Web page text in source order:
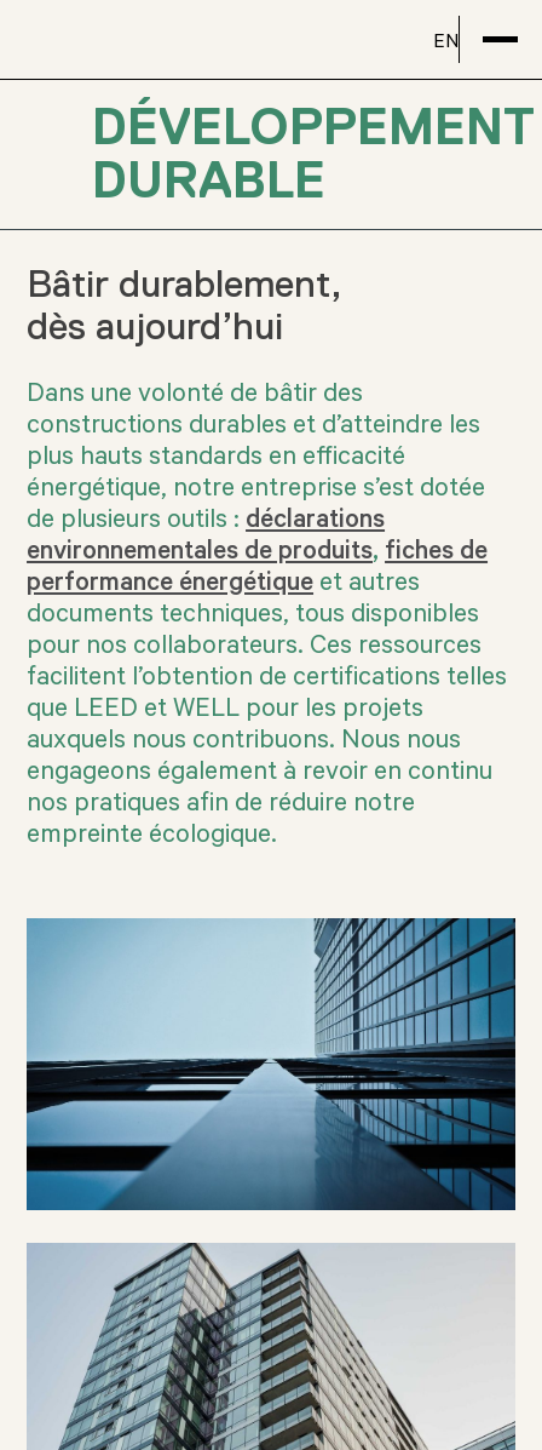
EN
DÉVELOPPEMENT
DURABLE
Bâtir durablement,
dès aujourd’hui
Dans une volonté de bâtir des
constructions durables et d’atteindre les
plus hauts standards en efficacité
énergétique, notre entreprise s’est dotée
de plusieurs outils :déclarations
environnementales de produits,fiches de
performance énergétique et autres
documents techniques, tous disponibles
pour nos collaborateurs. Ces ressources
facilitent l’obtention de certifications telles
que LEED et WELL pour les projets
auxquels nous contribuons. Nous nous
engageons également à revoir en continu
nos pratiques afin de réduire notre
empreinte écologique.